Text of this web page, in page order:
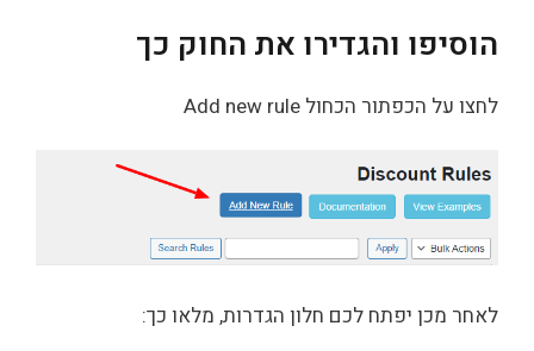
הוסיפו והגדירו את החוק כך
לחצו על הכפתור הכחול Add new rule
לאחר מכן יפתח לכם חלון הגדרות, מלאו כך: